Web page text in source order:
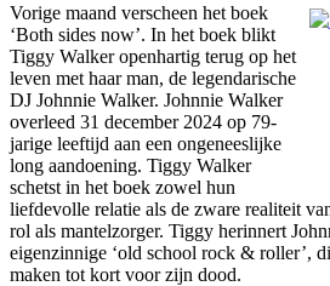
Vorige maand verscheen het boek
‘Both sides now’. In het boek blikt
Tiggy Walker openhartig terug op het
leven met haar man, de legendarische
DJ Johnnie Walker. Johnnie Walker
overleed 31 december 2024 op 79-
jarige leeftijd aan een ongeneeslijke
long aandoening. Tiggy Walker
schetst in het boek zowel hun
liefdevolle relatie als de zware realiteit
rol als mantelzorger. Tiggy herinnert
eigenzinnige ‘old school rock & roller’,
maken tot kort voor zijn dood.